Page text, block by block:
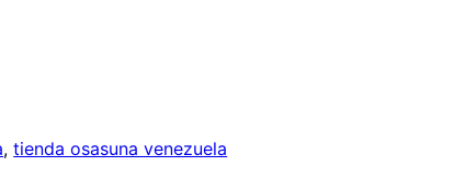
, tienda osasuna venezuela